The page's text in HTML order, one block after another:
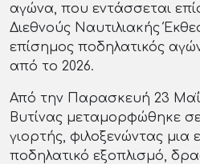
αγώνα, που εντάσσεται
Διεθνούς Ναυτιλιακής
επίσημος ποδηλατικός
από το 2026.
Από την Παρασκευή 23
Βυτίνας μεταμορφώθηκε
γιορτής, φιλοξενώντας
ποδηλατικό εξοπλισμό,